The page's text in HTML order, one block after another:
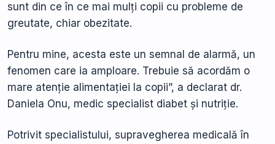
sunt din ce în ce mai mulți copii cu probleme de
greutate, chiar obezitate.
Pentru mine, acesta este un semnal de alarmă, un
fenomen care ia amploare. Trebuie să acordăm o
mare atenție alimentației la copii”, a declarat dr.
Daniela Onu, medic specialist diabet și nutriție.
Potrivit specialistului, supravegherea medicală în